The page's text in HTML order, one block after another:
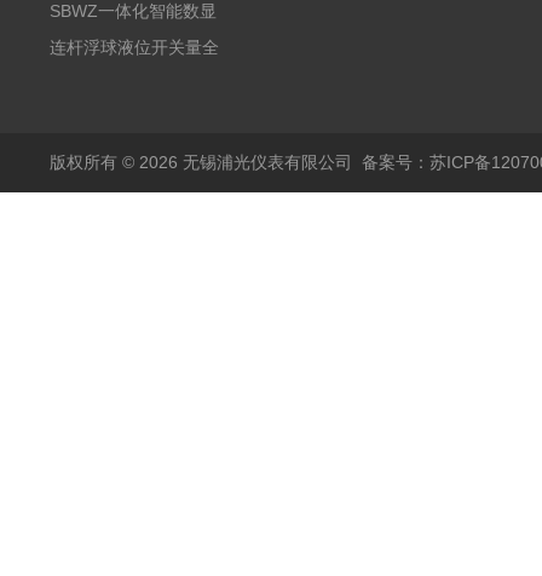
阻PT100 数显远传4-
20mA2
气式氧化锆分析仪 防爆
耐腐蚀检测仪
SBWZ一体化智能数显
温度变送器传感器防爆
连杆浮球液位开关量全
版权所有 © 2026 无锡浦光仪表有限公司 备案号：苏ICP备